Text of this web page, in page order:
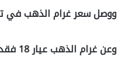
ووصل سعر غرام الذهب في تركيا عيار 21
وعن غرام الذهب عيار 18 فقد بلغ سعره 360 ليرة تركية.